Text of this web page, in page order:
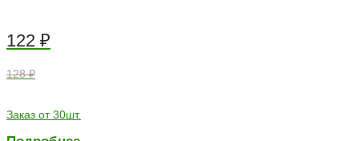
122 ₽
128 ₽
Заказ от 30шт.